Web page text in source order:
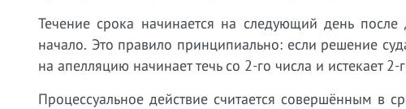
Течение срока начинается на следующий день
начало. Это правило принципиально: если решение
на апелляцию начинает течь со 2-го числа и истекает
Процессуальное действие считается совершённым в